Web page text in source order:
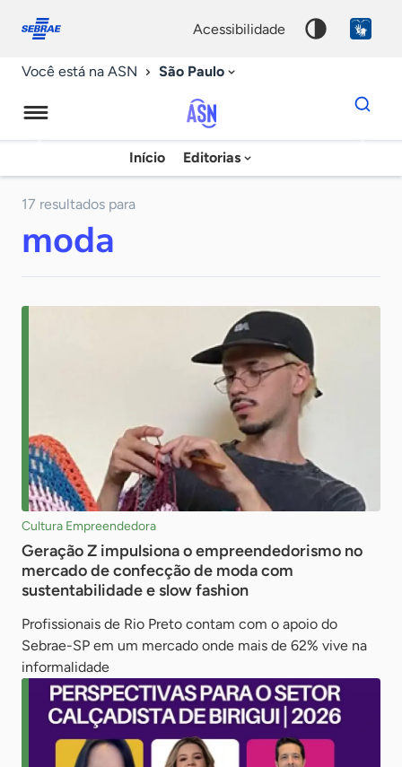
conosco
acessibilidade
Você está na ASN São Paulo
Agência
Sebrae
Início Editorias
Dados
para
chave
17 resultados para
moda
Cultura Empreendedora
Geração Z impulsiona o empreendedorismo no
mercado de confecção de moda com
sustentabilidade e slow fashion
Profissionais de Rio Preto contam com o apoio do
Sebrae-SP em um mercado onde mais de 62% vive na
informalidade